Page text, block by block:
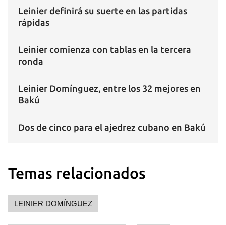
Leinier definirá su suerte en las partidas
rápidas
Leinier comienza con tablas en la tercera
ronda
Leinier Domínguez, entre los 32 mejores en
Bakú
Dos de cinco para el ajedrez cubano en Bakú
Temas relacionados
LEINIER DOMÍNGUEZ